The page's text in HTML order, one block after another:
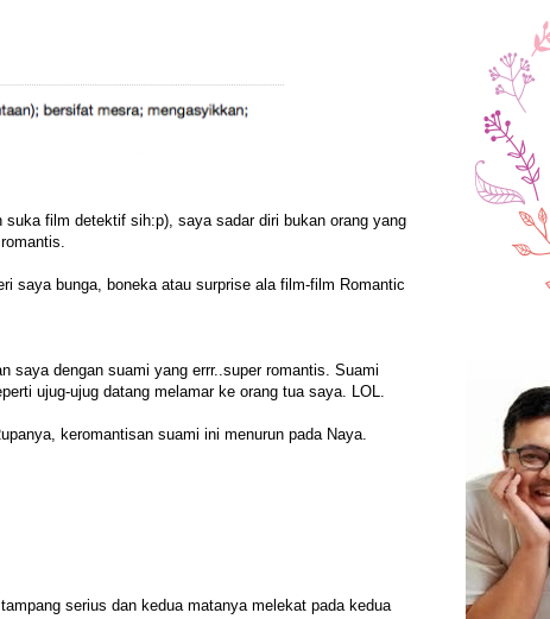
film detektif sih:p), saya sadar diri bukan orang yang
saya bunga, boneka atau surprise ala film-film Romantic
saya dengan suami yang errr..super romantis. Suami
ujug-ujug datang melamar ke orang tua saya. LOL.
keromantisan suami ini menurun pada Naya.
serius dan kedua matanya melekat pada kedua